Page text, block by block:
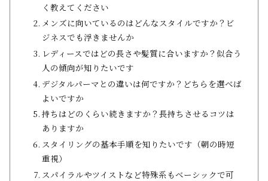
く教えてください
メンズに向いているのはどんなスタイルですか？ビ
ジネスでも浮きませんか
レディースではどの長さや髪質に合いますか？似合う
人の傾向が知りたいです
デジタルパーマとの違いは何ですか？どちらを選べば
よいですか
持ちはどのくらい続きますか？長持ちさせるコツは
ありますか
スタイリングの基本手順を知りたいです（朝の時短
重視）
スパイラルやツイストなど特殊系もベーシックで可